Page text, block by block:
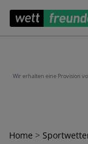
Wir erhalten eine Provision
Home >